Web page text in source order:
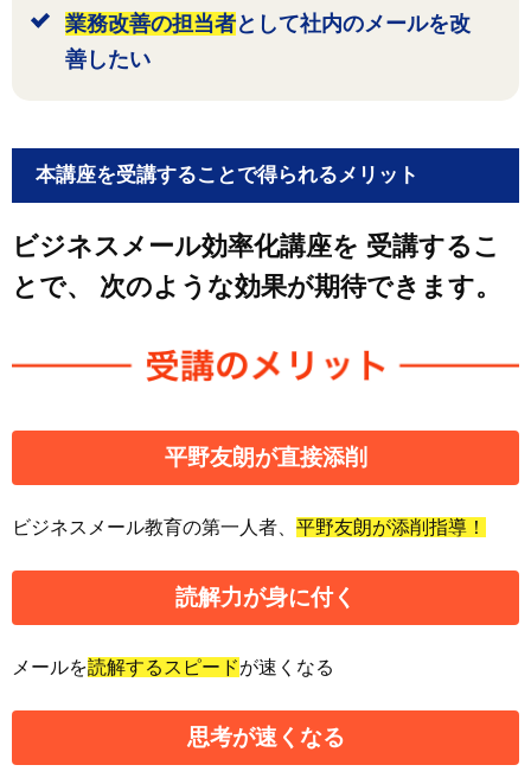
業務改善の担当者として社内のメールを改
善したい
本講座を受講することで得られるメリット
ビジネスメール効率化講座を 受講するこ
とで、
次のような効果が期待できます。
平野友朗が直接添削
ビジネスメール教育の第一人者、 平野友朗が添削指導！
読解力が身に付く
メールを読解するスピードが速くなる
思考が速く なる